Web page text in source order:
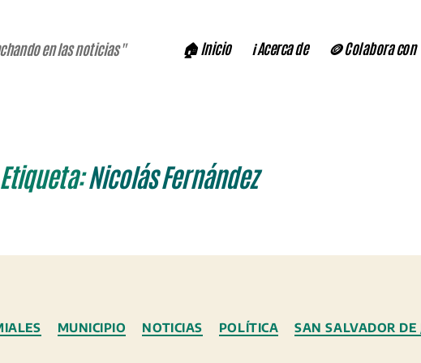
en las noticias" 🏠 Inicio ℹ️ Acerca de 🪙 Colabora con
Etiqueta:Nicolás Fernández
Categorías
MUNICIPIO NOTICIAS POLÍTICA SAN SALVADOR DE